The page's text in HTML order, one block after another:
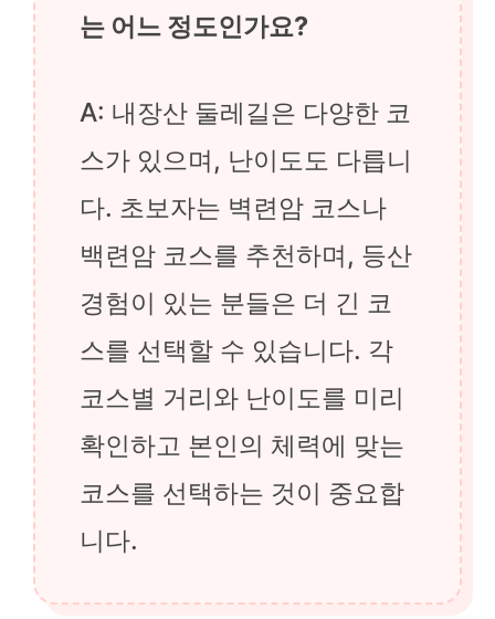
는 어느 정도인가요?
A: 내장산 둘레길은 다양한 코
스가 있으며, 난이도도 다릅니
다. 초보자는 벽련암 코스나
백련암 코스를 추천하며, 등산
경험이 있는 분들은 더 긴 코
스를 선택할 수 있습니다. 각
코스별 거리와 난이도를 미리
확인하고 본인의 체력에 맞는
코스를 선택하는 것이 중요합
니다.